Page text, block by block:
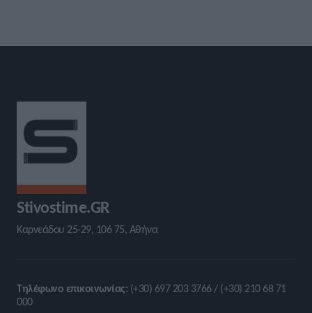
Stivostime.GR
Καρνεάδου 25-29, 106 75, Αθήνα
Τηλέφωνο επικοινωνίας: (+30) 697 203 3766 / (+30) 210 68 71
000